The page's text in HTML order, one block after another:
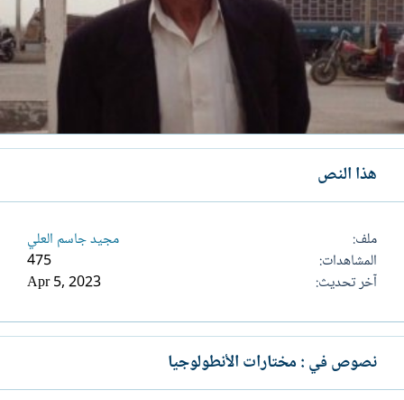
هذا النص
ملف
مجيد جاسم العلي
المشاهدات
475
آخر تحديث
Apr 5, 2023
نصوص في : مختارات الأنطولوجيا